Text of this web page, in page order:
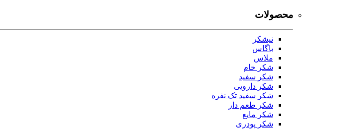
محصولات
نیشکر
باگاس
ملاس
شکر خام
شکر سفید
شکر دارویی
شکر سفید تک نفره
شکر طعم دار
شکر مایع
شکر پودری